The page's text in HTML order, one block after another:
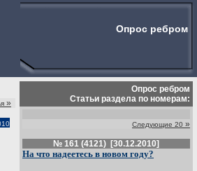
Опрос ребром
»
Опрос ребром
Статьи раздела по номерам:
Следующие 20 »
№ 161 (4121) [30.12.2010]
На что надеетесь в новом году?